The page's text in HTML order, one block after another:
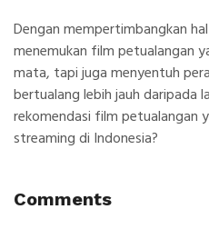
Dengan mempertimbangkan
menemukan film petualangan
mata, tapi juga menyentuh
bertualang lebih jauh daripada
rekomendasi film petualangan
streaming di Indonesia?
Comments